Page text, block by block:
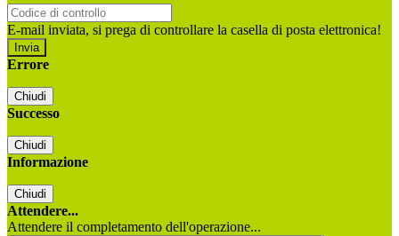
E-mail inviata, si prega di controllare la casella di posta elettronica!
Errore
Chiudi
Successo
Chiudi
Informazione
Chiudi
Attendere...
Attendere il completamento dell'operazione...